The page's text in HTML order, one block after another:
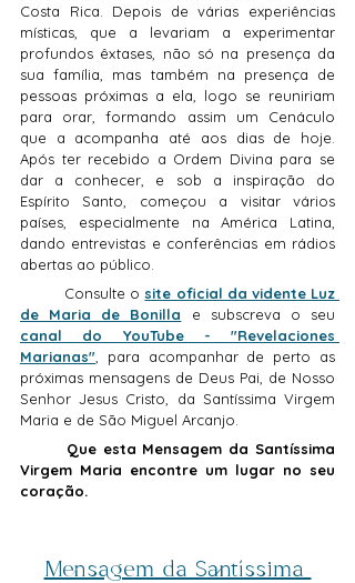
Costa Rica. Depois de várias experiências
místicas, que a levariam a experimentar
profundos êxtases, não só na presença da
sua família, mas também na presença de
pessoas próximas a ela, logo se reuniriam
para orar, formando assim um Cenáculo
que a acompanha até aos dias de hoje.
Após ter recebido a Ordem Divina para se
dar a conhecer, e sob a inspiração do
Espírito Santo, começou a visitar vários
países, especialmente na América Latina,
dando entrevistas e conferências em rádios
abertas ao público.
	Consulte o
site oficial da vidente Luz
de Maria de Bonilla
canal do YouTube - "Revelaciones
Marianas" , para acompanhar de perto as
próximas mensagens de Deus Pai, de Nosso
Senhor Jesus Cristo, da Santíssima Virgem
Maria e de São Miguel Arcanjo.
	Que esta
Mensagem da Santíssima
Virgem Maria encontre um lugar no seu
coração.
Mensagem da Santíssima